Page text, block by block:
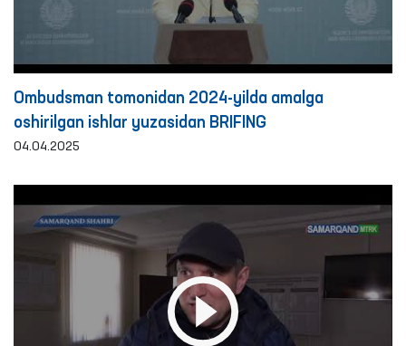
Ombudsman tomonidan 2024-yilda amalga
oshirilgan ishlar yuzasidan BRIFING
04.04.2025